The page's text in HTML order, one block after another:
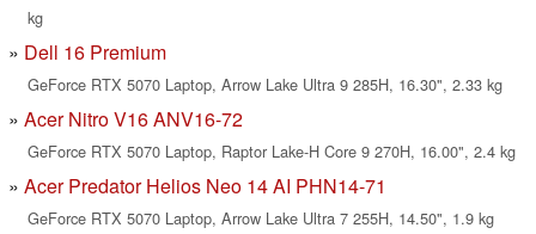
kg
Dell 16 Premium
GeForce RTX 5070 Laptop, Arrow Lake Ultra 9 285H, 16.30", 2.33 kg
Acer Nitro V16 ANV16-72
GeForce RTX 5070 Laptop, Raptor Lake-H Core 9 270H, 16.00", 2.4 kg
Acer Predator Helios Neo 14 AI PHN14-71
GeForce RTX 5070 Laptop, Arrow Lake Ultra 7 255H, 14.50", 1.9 kg